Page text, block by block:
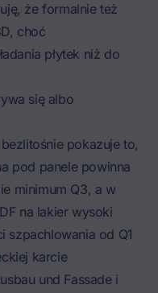
że formalnie też
choć
płytek niż do
się albo
pokazuje to,
pod panele powinna
minimum Q3, a w
na lakier wysoki
szpachlowania od Q1
karcie
und Fassade i